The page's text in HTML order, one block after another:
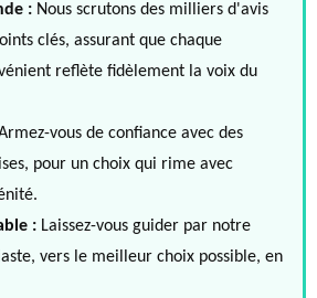
: Nous scrutons des milliers d'avis
clés, assurant que chaque
reflète fidèlement la voix du
vous de confiance avec des
pour un choix qui rime avec
: Laissez-vous guider par notre
vers le meilleur choix possible, en